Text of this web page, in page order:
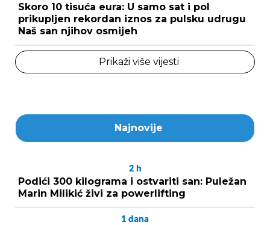
Skoro 10 tisuća eura: U samo sat i pol
prikupljen rekordan iznos za pulsku udrugu
Naš san njihov osmijeh
Prikaži više vijesti
Najnovije
2 h
Podići 300 kilograma i ostvariti san: Puležan
Marin Milikić živi za powerlifting
1 dana